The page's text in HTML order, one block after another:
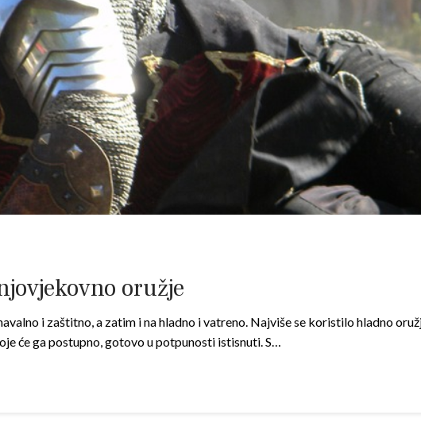
oružje
i zaštitno, a zatim i na hladno i vatreno. Najviše se koristilo hladno
će ga postupno, gotovo u potpunosti istisnuti. S…